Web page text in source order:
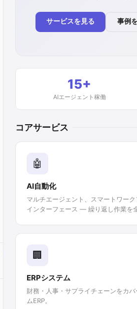
サービスを見る 事例
15+
AIエージェント稼働
コアサービス
🤖
AI自動化
マルチエージェント、スマートワーク
インターフェース — 繰り返し作業を
🏢
ERPシステム
財務・人事・サプライチェーンをカバ
ムERP。